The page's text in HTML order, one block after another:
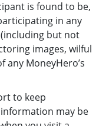
is found to be,
in any
but not
images, wilful
MoneyHero’s
to keep
may be